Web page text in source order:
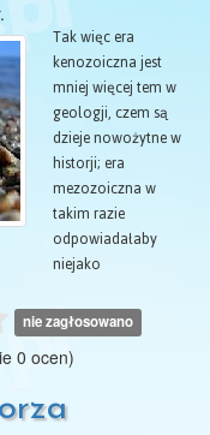
obecnie jeszcze kolo
brzegów Szpicbergu i
w morzu Bialcm,
znajdujemy w wielu
miejscach nad
Bałtykiem są one,
między innemi,
dowodem łączności
Bałtyku z oceanem
Lodowatym. To
niebawem
przeobraża się w
jezioro: skutkiem
na zachodzie i na
Tak więc era
kenozoiczna jest
mniej więcej tem w
geologji, czem są
dzieje nowożytne w
historji; era
mezozoiczna w
takim razie
odpowiadałaby
niejako
paleozoiczna —
dziejom
starożytnym. W
erach — eozoicznej i
nie zagłosowano
0 ocen)